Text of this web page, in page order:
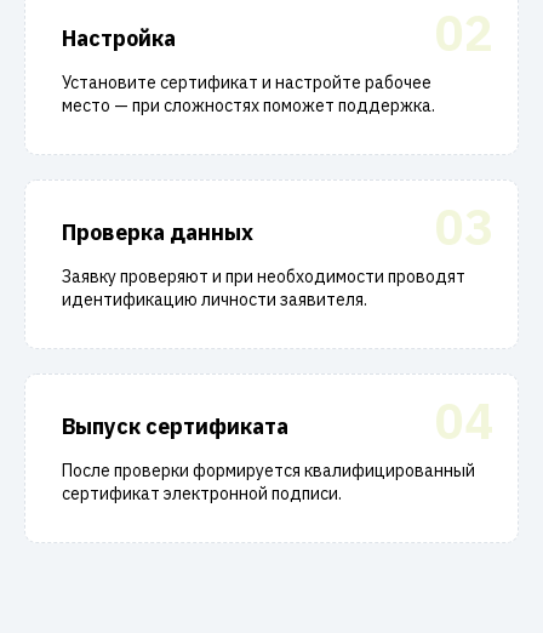
02
Настройка
Установите сертификат и настройте рабочее
место — при сложностях поможет поддержка.
03
Проверка данных
Заявку проверяют и при необходимости проводят
идентификацию личности заявителя.
04
Выпуск сертификата
После проверки формируется квалифицированный
сертификат электронной подписи.